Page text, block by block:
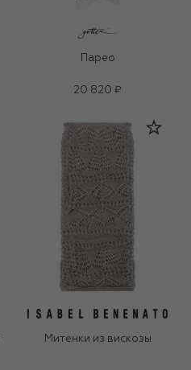
Парео
20 820 ₽
Митенки из вискозы